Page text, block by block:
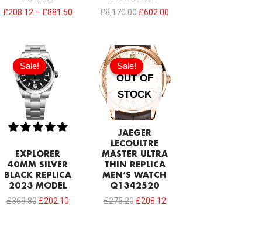
£208.12 – £881.50
£8,170.00 £602.00
Sale!
Sale!
EXPLORER
40MM SILVER
BLACK REPLICA
2023 MODEL
£369.80
Original
price
was:
£369.80.
£202.10
£202.10.
Sale!
OUT OF
STOCK
Sale!
JAEGER
LECOULTRE
MASTER ULTRA
THIN REPLICA
MEN’S WATCH
Q1342520
£275.20
Original
price
was:
£275.20.
£208.12
is:
£208.12.